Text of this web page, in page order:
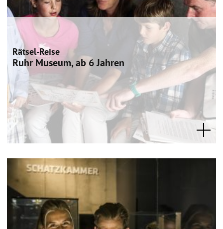
Rätsel-Reise
Ruhr Museum, ab 6 Jahren